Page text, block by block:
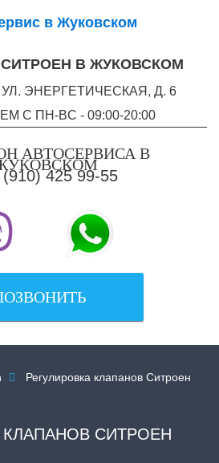
В ЖУКОВСКОМ
ЭНЕРГЕТИЧЕСКАЯ, Д. 6
С ПН-ВC - 09:00-20:00
(910) 425 99-55
 Регулировка клапанов Ситроен
КЛАПАНОВ СИТРОЕН